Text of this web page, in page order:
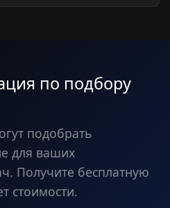
по подбору
подобрать
для ваших
Получите бесплатную
стоимости.